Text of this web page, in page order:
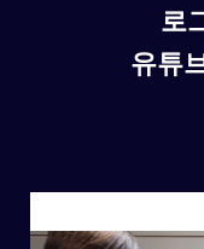
로
유튜